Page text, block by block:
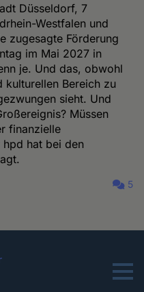
Düsseldorf, 7
Westfalen und
zugesagte Förderung
im Mai 2027 in
je. Und das, obwohl
kulturellen Bereich zu
sieht. Und
Müssen
finanzielle
hpd hat bei den
5
Menu